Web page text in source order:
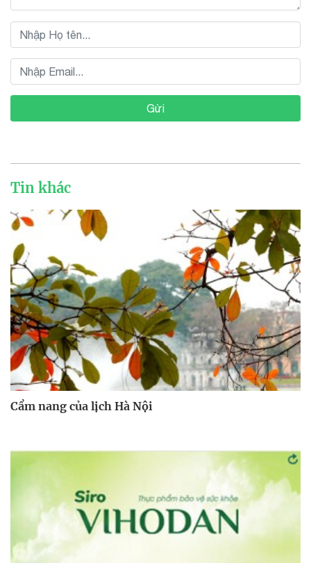
Gửi
Tin khác
Cẩm nang của lịch Hà Nội